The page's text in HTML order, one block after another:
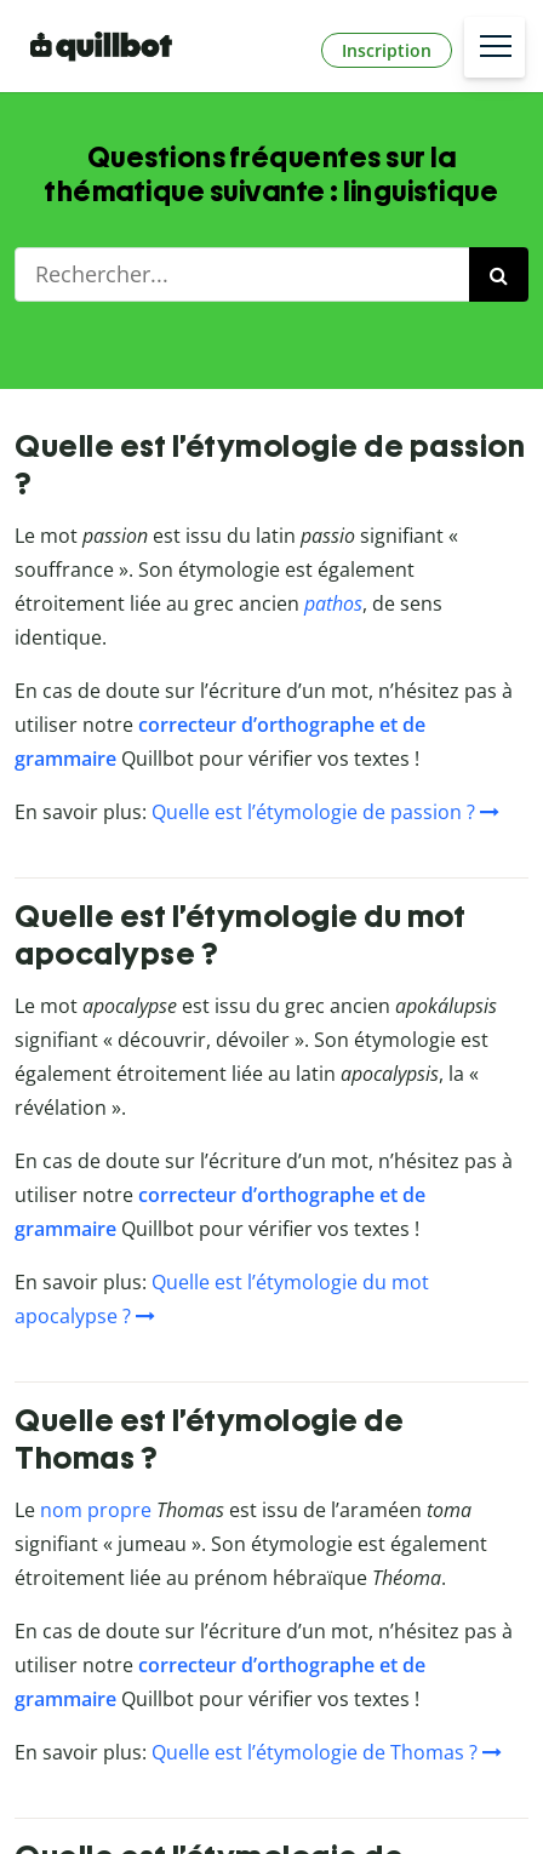
Inscription
Questions fréquentes sur la
thématique suivante : linguistique
Quelle est l’étymologie de passion
?
Le motpassion est issu du latin passiosignifiant «
souffrance ». Son étymologie est également
étroitement liée au grec ancien pathos, de sens
identique.
En cas de doute sur l’écriture d’un mot, n’hésitez pas à
utiliser notrecorrecteur d’orthographe et de
grammaire Quillbot pour vérifier vos textes !
En savoir plus: Quelle est l’étymologie de passion ?
Quelle est l’étymologie du mot
apocalypse ?
Le motapocalypse est issu du grec ancien apokálupsis
signifiant « découvrir, dévoiler ». Son étymologie est
également étroitement liée au latin apocalypsis, la «
révélation ».
En cas de doute sur l’écriture d’un mot, n’hésitez pas à
utiliser notrecorrecteur d’orthographe et de
grammaire Quillbot pour vérifier vos textes !
En savoir plus: Quelle est l’étymologie du mot
apocalypse ?
Quelle est l’étymologie de
Thomas ?
Le nom propre Thomas est issu de l’araméen toma
signifiant « jumeau ». Son étymologie est également
étroitement liée au prénom hébraïque Théoma.
En cas de doute sur l’écriture d’un mot, n’hésitez pas à
utiliser notrecorrecteur d’orthographe et de
grammaire Quillbot pour vérifier vos textes !
En savoir plus: Quelle est l’étymologie de Thomas ?